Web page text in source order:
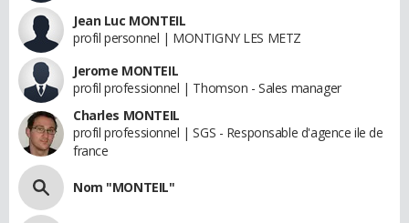
Jean Luc MONTEIL
profil personnel | MONTIGNY LES METZ
Jerome MONTEIL
profil professionnel | Thomson - Sales manager
Charles MONTEIL
profil professionnel | SGS - Responsable d'agence ile de
france
Nom "MONTEIL"